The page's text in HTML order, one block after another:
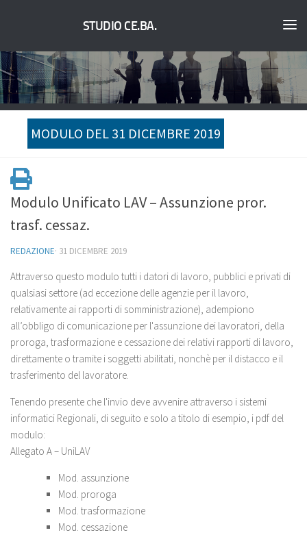
STUDIO CE.BA.
MODULO DEL 31 DICEMBRE 2019
Modulo Unificato LAV – Assunzione pror.
trasf. cessaz.
REDAZIONE· 31 DICEMBRE 2019
Attraverso questo modulo tutti i datori di lavoro, pubblici e privati di
qualsiasi settore (ad eccezione delle agenzie per il lavoro,
relativamente ai rapporti di somministrazione), adempiono
all’obbligo di comunicazione per l'assunzione dei lavoratori, della
proroga, trasformazione e cessazione dei relativi rapporti di lavoro,
direttamente o tramite i soggetti abilitati, nonchè per il distacco e il
trasferimento del lavoratore.
Tenendo presente che l'invio deve avvenire attraverso i sistemi
informatici Regionali, di seguito e solo a titolo di esempio, i pdf del
modulo:
Allegato A – UniLAV
Mod. assunzione
Mod. proroga
Mod. trasformazione
Mod. cessazione